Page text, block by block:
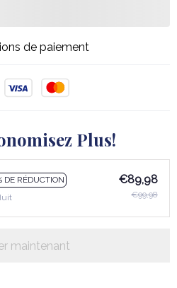
de paiement
Plus!
DE RÉDUCTION
€89,98
€99,98
maintenant